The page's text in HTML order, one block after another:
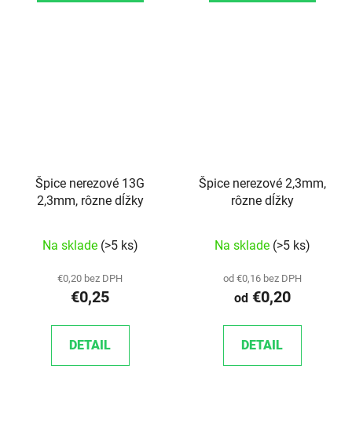
Špice nerezové 13G
2,3mm, rôzne dĺžky
Na sklade (>5 ks)
€0,20 bez DPH
€0,25
DETAIL
Špice nerezové 2,3mm,
rôzne dĺžky
Na sklade (>5 ks)
od €0,16 bez DPH
od€0,20
DETAIL